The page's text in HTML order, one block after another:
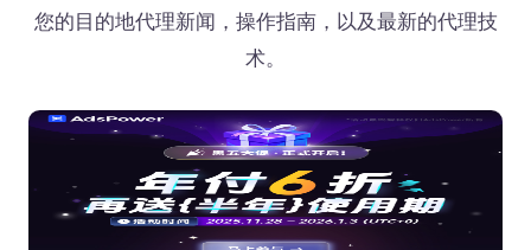
您的目的地代理新闻，操作指南，以及最新的代理技
术。